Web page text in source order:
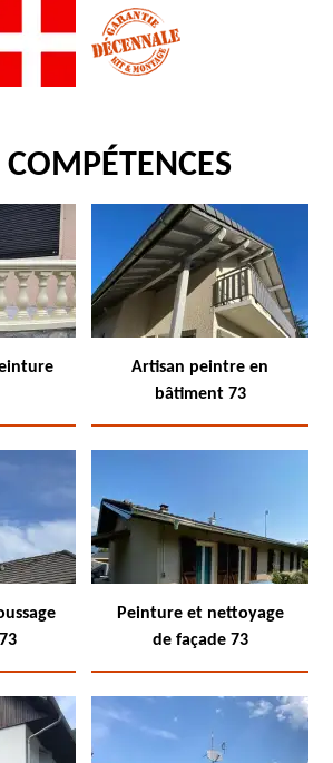
Artisan peintre en
bâtiment 73
Peinture et nettoyage
de façade 73